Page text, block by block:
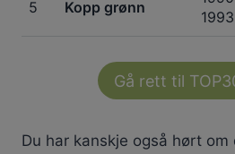
5 Kopp grønn
1993
Gå rett til
Du har kanskje også hørt om